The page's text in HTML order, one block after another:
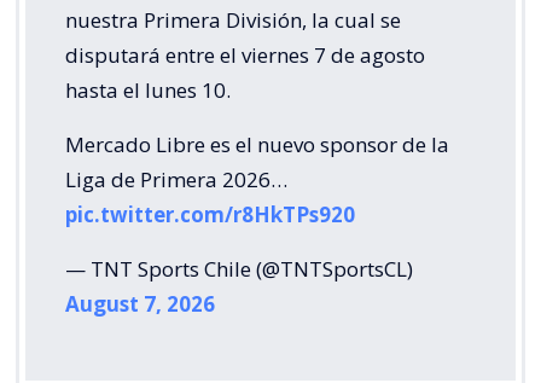
nuestra Primera División, la cual se
disputará entre el viernes 7 de agosto
hasta el lunes 10.
Mercado Libre es el nuevo sponsor de la
Liga de Primera 2026…
pic.twitter.com/r8HkTPs920
— TNT Sports Chile (@TNTSportsCL)
August 7, 2026